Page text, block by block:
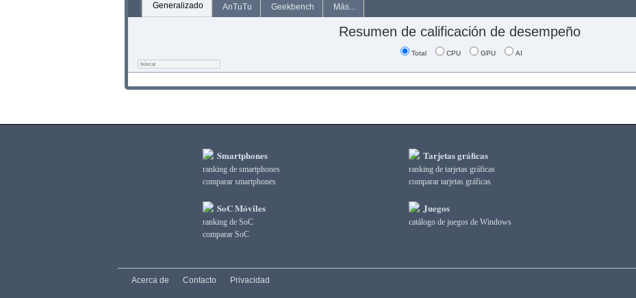
Generalizado AnTuTu Geekbench Más...
Resumen de calificación de desempeño
Total CPU GPU AI
Smartphones
ranking de smartphones
comparar smartphones
SoC Móviles
ranking de SoC
comparar SoC
Tarjetas gráficas
ranking de tarjetas gráficas
comparar tarjetas gráficas
Juegos
catálogo de juegos de Windows
Acerca de Contacto Privacidad